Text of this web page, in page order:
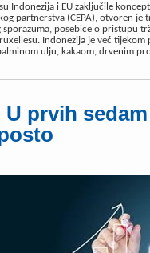
Indonezija i EU zaključile
partnerstva (CEPA), otvoren
sporazuma, posebice o pristupu
Indonezija je već
ulju, kakaom, drvenim
U prvih